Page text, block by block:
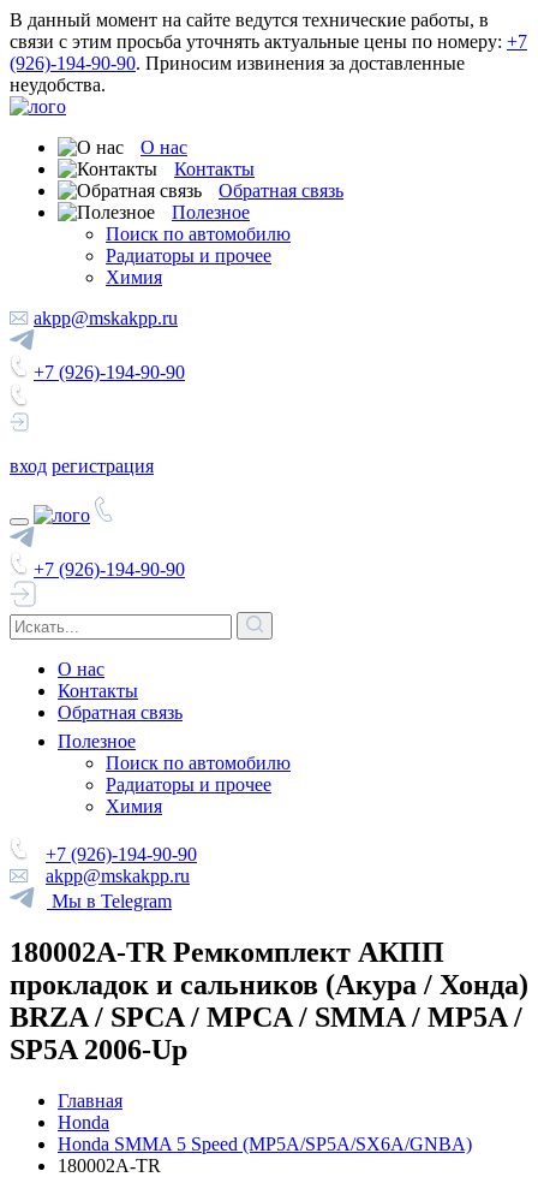
В данный момент на сайте ведутся технические работы, в
связи с этим просьба уточнять актуальные цены по номеру: +7
(926)-194-90-90. Приносим извинения за доставленные
неудобства.
О нас
Контакты
Обратная связь
Полезное
Поиск по автомобилю
Радиаторы и прочее
Химия
akpp@mskakpp.ru
+7 (926)-194-90-90
вход регистрация
+7 (926)-194-90-90
О нас
Контакты
Обратная связь
Полезное
Поиск по автомобилю
Радиаторы и прочее
Химия
+7 (926)-194-90-90
akpp@mskakpp.ru
Мы в Telegram
180002A-TR Ремкомплект АКПП
прокладок и сальников (Акура / Хонда)
BRZA / SPCA / MPCA / SMMA / MP5A /
SP5A 2006-Up
Главная
Honda
Honda SMMA 5 Speed (MP5A/SP5A/SX6A/GNBA)
180002A-TR